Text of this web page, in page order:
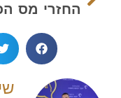
החזרי מס